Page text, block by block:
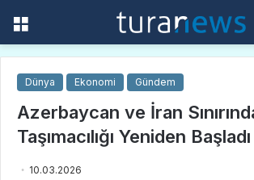
Dünya Ekonomi Gündem
Azerbaycan ve İran
Taşımacılığı Yeniden Başladı
10.03.2026